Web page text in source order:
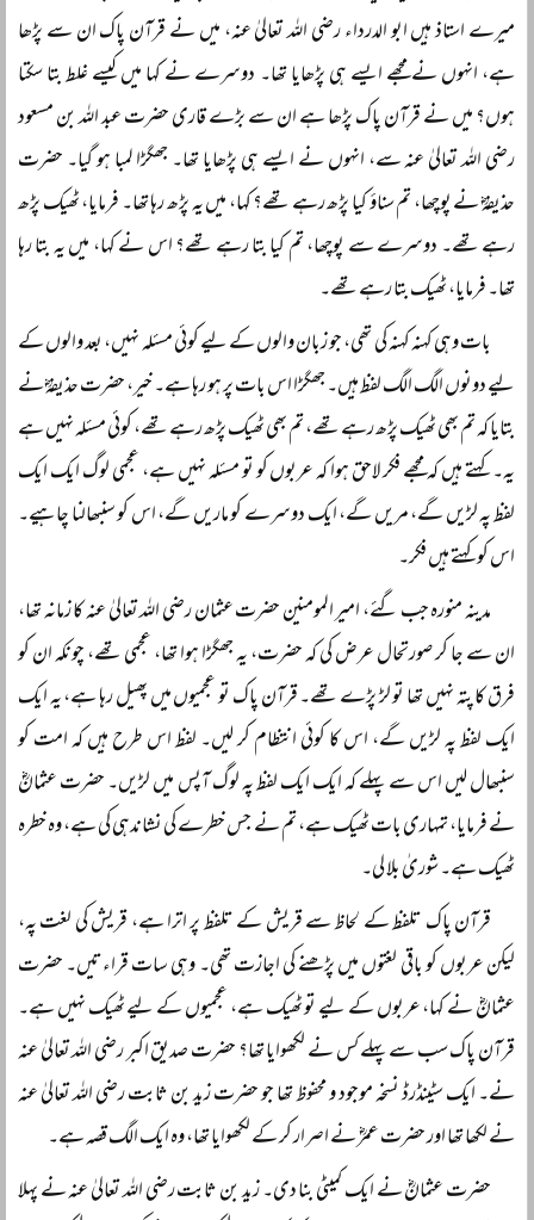
میرے استاذ ہیں ابو الدرداء رضی اللہ تعالیٰ عنہ، میں نے قرآن پاک ان سے پڑھا
ہے، انہوں نے مجھے ایسے ہی پڑھایا تھا۔ دوسرے نے کہا میں کیسے غلط بتا سکتا
ہوں؟ میں نے قرآن پاک پڑھا ہے ان سے بڑے قاری حضرت عبد اللہ بن مسعود
رضی اللہ تعالیٰ عنہ سے، انہوں نے ایسے ہی پڑھایا تھا۔ جھگڑا لمبا ہو گیا۔ حضرت
حذیفہؓ نے پوچھا، تم سناؤ کیا پڑھ رہے تھے؟ کہا، میں یہ پڑھ رہا تھا۔ فرمایا، ٹھیک پڑھ
رہے تھے۔ دوسرے سے پوچھا، تم کیا بتا رہے تھے؟ اس نے کہا، میں یہ بتا رہا
تھا۔ فرمایا، ٹھیک بتا رہے تھے۔
بات وہی کہنہ کہنہ کی تھی، جو زبان والوں کے لیے کوئی مسئلہ نہیں، بعد والوں کے
لیے دونوں الگ الگ لفظ ہیں۔ جھگڑا اس بات پر ہو رہا ہے۔ خیر، حضرت حذیفہؓ نے
بتایا کہ تم بھی ٹھیک پڑھ رہے تھے، تم بھی ٹھیک پڑھ رہے تھے، کوئی مسئلہ نہیں ہے
یہ۔ کہتے ہیں کہ مجھے فکر لاحق ہوا کہ عربوں کو تو مسئلہ نہیں ہے، عجمی لوگ ایک ایک
لفظ پہ لڑیں گے، مریں گے، ایک دوسرے کو ماریں گے، اس کو سنبھالنا چاہیے۔
اس کو کہتے ہیں فکر۔
مدینہ منورہ جب گئے، امیر المومنین حضرت عثمان رضی اللہ تعالیٰ عنہ کا زمانہ تھا،
ان سے جا کر صورتحال عرض کی کہ حضرت، یہ جھگڑا ہوا تھا، عجمی تھے، چونکہ ان کو
فرق کا پتہ نہیں تھا تو لڑ پڑے تھے۔ قرآن پاک تو عجمیوں میں پھیل رہا ہے، یہ ایک
ایک لفظ پہ لڑیں گے، اس کا کوئی انتظام کر لیں۔ لفظ اس طرح ہیں کہ امت کو
سنبھال لیں اس سے پہلے کہ ایک ایک لفظ پہ لوگ آپس میں لڑیں۔ حضرت عثمانؓ
نے فرمایا، تمہاری بات ٹھیک ہے، تم نے جس خطرے کی نشاندہی کی ہے، وہ خطرہ
ٹھیک ہے۔ شوریٰ بلا لی۔
قرآن پاک تلفظ کے لحاظ سے قریش کے تلفظ پر اترا ہے، قریش کی لغت پہ،
لیکن عربوں کو باقی لغتوں میں پڑھنے کی اجازت تھی۔ وہی سات قراءتیں۔ حضرت
عثمانؓ نے کہا، عربوں کے لیے تو ٹھیک ہے، عجمیوں کے لیے ٹھیک نہیں ہے۔
قرآن پاک سب سے پہلے کس نے لکھوایا تھا؟ حضرت صدیق اکبر رضی اللہ تعالیٰ عنہ
نے۔ ایک سٹینڈرڈ نسخہ موجود و محفوظ تھا جو حضرت زید بن ثابت رضی اللہ تعالیٰ عنہ
نے لکھا تھا اور حضرت عمرؓ نے اصرار کر کے لکھوایا تھا، وہ ایک الگ قصہ ہے۔
حضرت عثمانؓ نے ایک کمیٹی بنا دی۔ زید بن ثابت رضی اللہ تعالیٰ عنہ نے پہلا